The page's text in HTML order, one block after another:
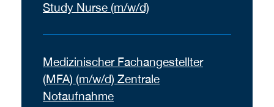
Study Nurse (m/w/d)
Medizinischer Fachangestellter
(MFA) (m/w/d) Zentrale
Notaufnahme